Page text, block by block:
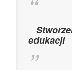
edukacji